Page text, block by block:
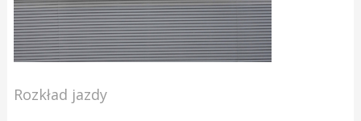
Rozkład jazdy